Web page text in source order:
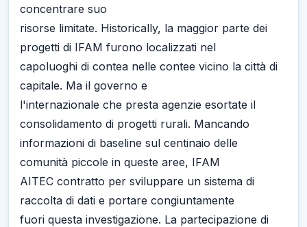
concentrare suo
risorse limitate. Historically, la maggior parte dei
progetti di IFAM furono localizzati nel
capoluoghi di contea nelle contee vicino la città di
capitale. Ma il governo e
l'internazionale che presta agenzie esortate il
consolidamento di progetti rurali. Mancando
informazioni di baseline sul centinaio delle
comunità piccole in queste aree, IFAM
AITEC contratto per sviluppare un sistema di
raccolta di dati e portare congiuntamente
fuori questa investigazione. La partecipazione di